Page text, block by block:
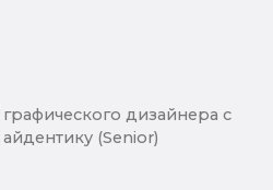
дизайнера с
(Senior)